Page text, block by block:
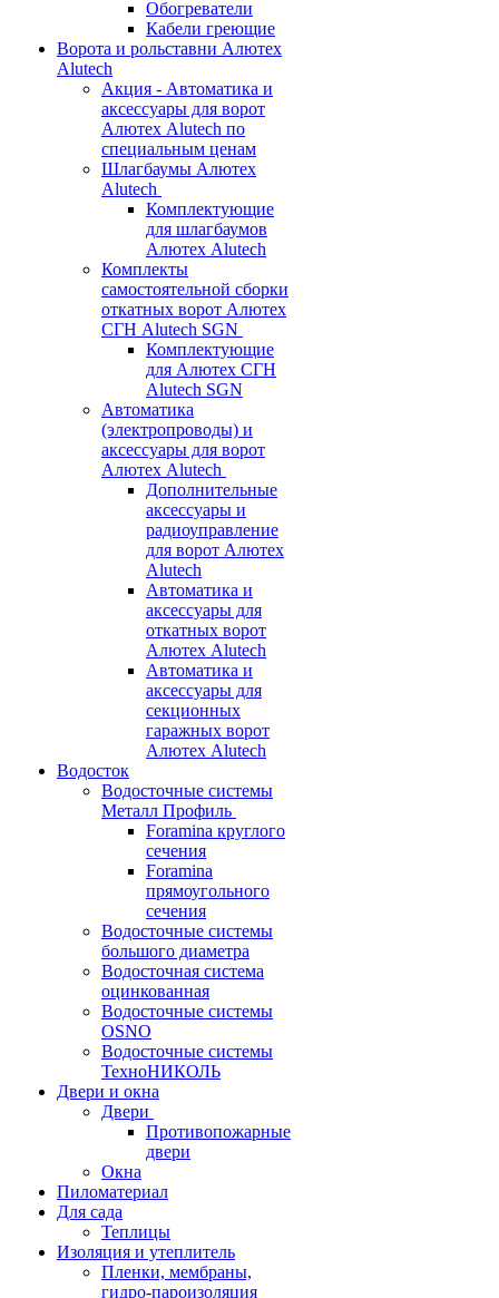
Обогреватели
Кабели греющие
Ворота и рольставни Алютех
Alutech
Акция - Автоматика и
аксессуары для ворот
Алютех Alutech по
специальным ценам
Шлагбаумы Алютех
Alutech
Комплектующие
для шлагбаумов
Алютех Alutech
Комплекты
самостоятельной сборки
откатных ворот Алютех
СГН Alutech SGN
Комплектующие
для Алютех СГН
Alutech SGN
Автоматика
(электропроводы) и
аксессуары для ворот
Алютех Alutech
Дополнительные
аксессуары и
радиоуправление
для ворот Алютех
Alutech
Автоматика и
аксессуары для
откатных ворот
Алютех Alutech
Автоматика и
аксессуары для
секционных
гаражных ворот
Алютех Alutech
Водосток
Водосточные системы
Металл Профиль
Foramina круглого
сечения
Foramina
прямоугольного
сечения
Водосточные системы
большого диаметра
Водосточная система
оцинкованная
Водосточные системы
OSNO
Водосточные системы
ТехноНИКОЛЬ
Двери и окна
Двери
Противопожарные
двери
Окна
Пиломатериал
Для сада
Теплицы
Изоляция и утеплитель
Пленки, мембраны,
гидро-пароизоляция